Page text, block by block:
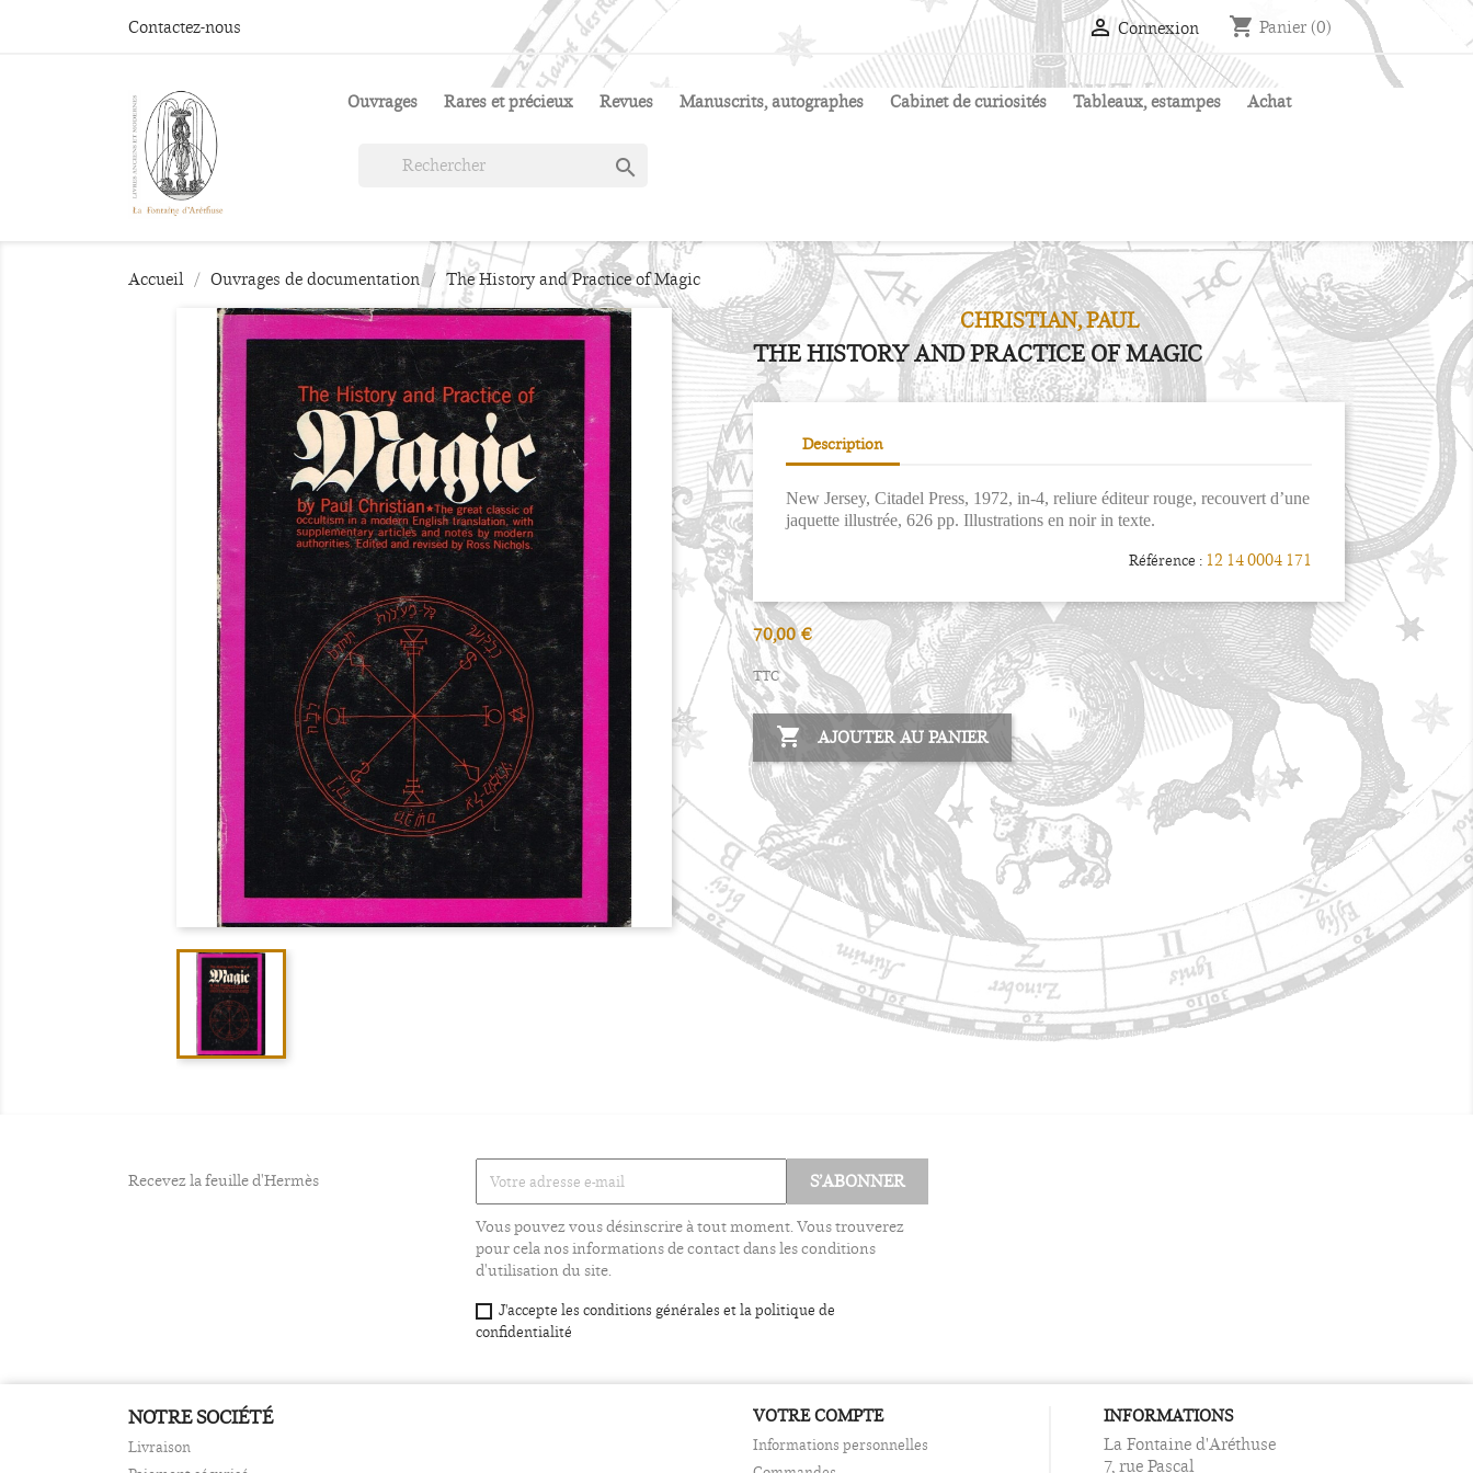
Contactez-nous  Connexion shopping_cart Panier(0)
Ouvrages Rares et précieux Revues Manuscrits, autographes Cabinet de curiosités Tableaux, estampes Achat

Accueil Ouvrages de documentation The History and Practice of Magic
CHRISTIAN, PAUL
THE HISTORY AND PRACTICE OF MAGIC
Description
New Jersey, Citadel Press, 1972, in-4, reliure éditeur rouge, recouvert d’une
jaquette illustrée, 626 pp. Illustrations en noir in texte.
Référence : 12 14 0004 171
70,00 €
TTC
 AJOUTER AU PANIER
Recevez la feuille d'Hermès
Vous pouvez vous désinscrire à tout moment. Vous trouverez
pour cela nos informations de contact dans les conditions
d'utilisation du site.
J'accepte les conditions générales et la politique de
confidentialité
NOTRE SOCIÉTÉ
Livraison
VOTRE COMPTE
Informations personnelles
INFORMATIONS
La Fontaine d'Aréthuse
7, rue Pascal